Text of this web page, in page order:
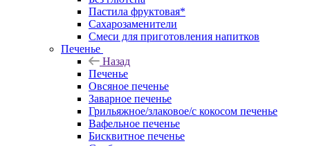
Пастила фруктовая*
Сахарозаменители
Смеси для приготовления напитков
Печенье
Назад
Печенье
Овсяное печенье
Заварное печенье
Грильяжное/злаковое/с кокосом печенье
Вафельное печенье
Бисквитное печенье